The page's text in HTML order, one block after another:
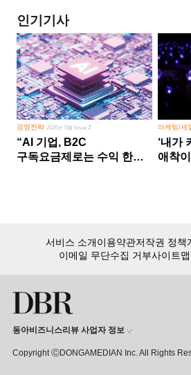
인기기사
경영전략 2026년 5월 Issue 2
“AI 기업, B2C
구독요금제로는 수익 한계
마케팅/세
‘내가
애착
서비스 소개이용약관저작권 정책
이메일 무단수집 거부사이트맵
동아비즈니스리뷰 사업자 정보
Copyright ⒸDONGAMEDIAN Inc. All Rights